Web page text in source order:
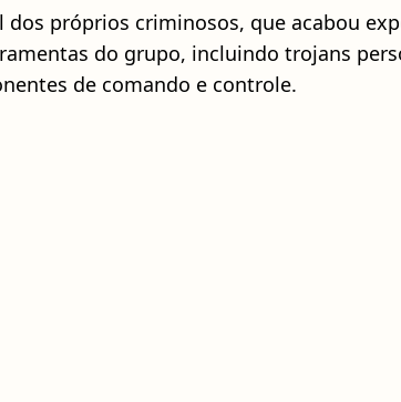
próprios criminosos, que acabou
do grupo, incluindo trojans
de comando e controle.